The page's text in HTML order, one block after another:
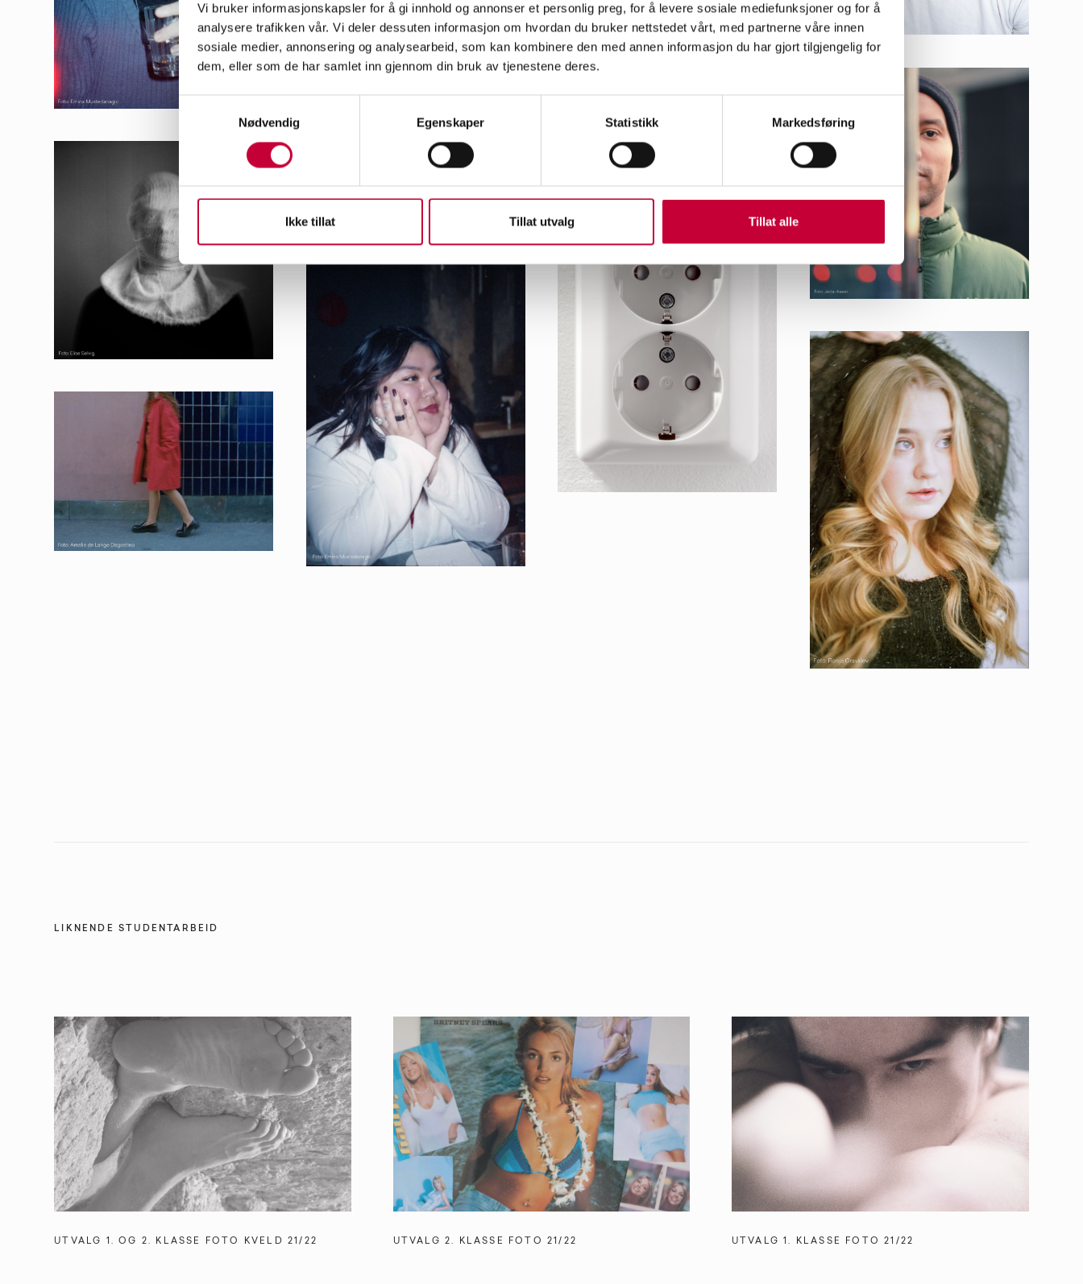
Vi bruker informasjonskapsler for å gi innhold og annonser et personlig preg, for å levere sosiale mediefunksjoner og for å
analysere trafikken vår. Vi deler dessuten informasjon om hvordan du bruker nettstedet vårt, med partnerne våre innen
sosiale medier, annonsering og analysearbeid, som kan kombinere den med annen informasjon du har gjort tilgjengelig for
dem, eller som de har samlet inn gjennom din bruk av tjenestene deres.
Nødvendig
Egenskaper Statistikk Markedsføring
Ikke tillat Tillat utvalg Tillat alle
LIKNENDE STUDENTARBEID
UTVALG 1. OG 2. KLASSE FOTO KVELD 21/22 UTVALG 2. KLASSE FOTO 21/22 UTVALG 1. KLASSE FOTO 21/22